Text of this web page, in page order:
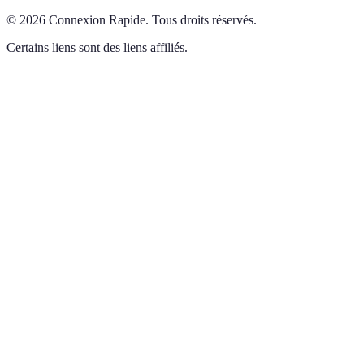
© 2026 Connexion Rapide. Tous droits réservés.
Certains liens sont des liens affiliés.